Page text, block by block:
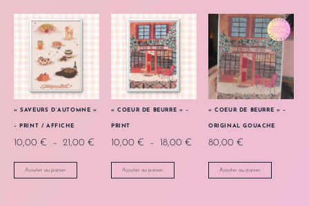
« SAVEURS D’AUTOMNE »
– PRINT / AFFICHE
10,00 € – 21,00 €
Ajouter au panier
« COEUR DE BEURRE » –
PRINT
10,00 € – 18,00 €
Ajouter au panier
« COEUR DE BEURRE » –
ORIGINAL GOUACHE
80,00 €
Ajouter au panier